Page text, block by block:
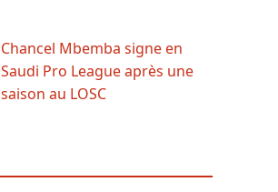
Chancel Mbemba signe en
Saudi Pro League après une
saison au LOSC